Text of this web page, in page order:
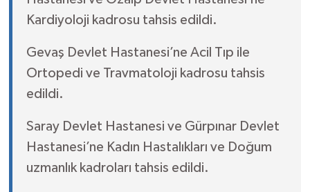
Kardiyoloji kadrosu tahsis edildi.
Gevaş Devlet Hastanesi’ne Acil Tıp ile
Ortopedi ve Travmatoloji kadrosu tahsis
edildi.
Saray Devlet Hastanesi ve Gürpınar Devlet
Hastanesi’ne Kadın Hastalıkları ve Doğum
uzmanlık kadroları tahsis edildi.